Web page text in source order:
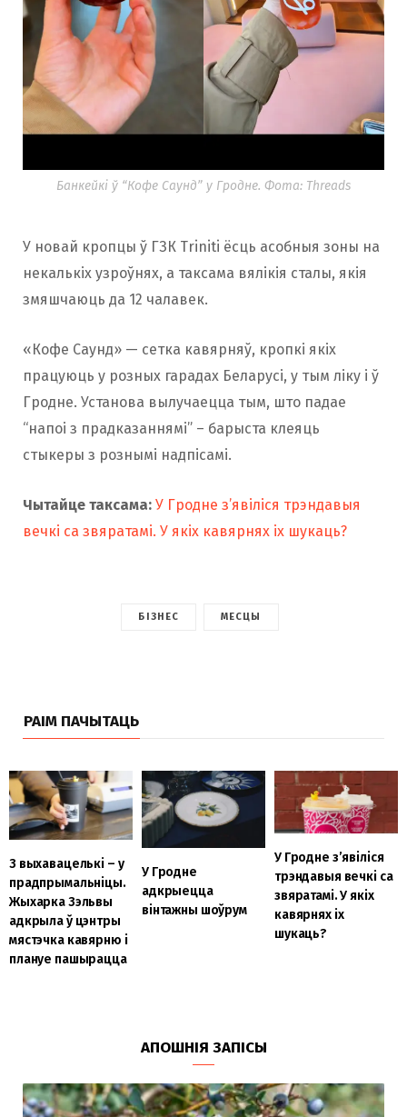
Банкейкі ў “Кофе Саунд” у Гродне. Фота: Threads
У новай кропцы ў ГЗК Triniti ёсць асобныя зоны на
некалькіх узроўнях, а таксама вялікія сталы, якія
змяшчаюць да 12 чалавек.
«Кофе Саунд» — сетка кавярняў, кропкі якіх
працуюць у розных гарадах Беларусі, у тым ліку і ў
Гродне. Установа вылучаецца тым, што падае
“напоі з прадказаннямі” – барыста клеяць
стыкеры з рознымі надпісамі.
Чытайце таксама: У Гродне з’явіліся трэндавыя
вечкі са звяратамі. У якіх кавярнях іх шукаць?
БІЗНЕС МЕСЦЫ
РАІМ ПАЧЫТАЦЬ
З выхавацелькі – у
прадпрымальніцы.
Жыхарка Зэльвы
адкрыла ў цэнтры
мястэчка кавярню і
плануе пашырацца
У Гродне
адкрыецца
вінтажны шоўрум
У Гродне з’явіліся
трэндавыя вечкі са
звяратамі. У якіх
кавярнях іх
шукаць?
АПОШНІЯ ЗАПІСЫ